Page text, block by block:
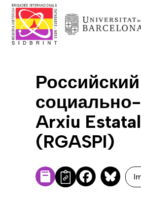
Arxiu
(RGASPI)
Facebook